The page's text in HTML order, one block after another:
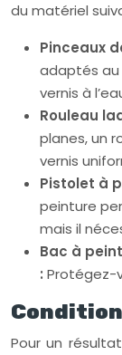
du matériel
Pinceaux
adaptés au
vernis à
Rouleau
planes, un
vernis
Pistolet à
peinture
mais il
Bac à
: Protégez-
Pour un